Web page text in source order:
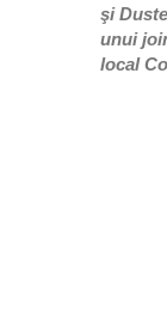
şi
unui
local